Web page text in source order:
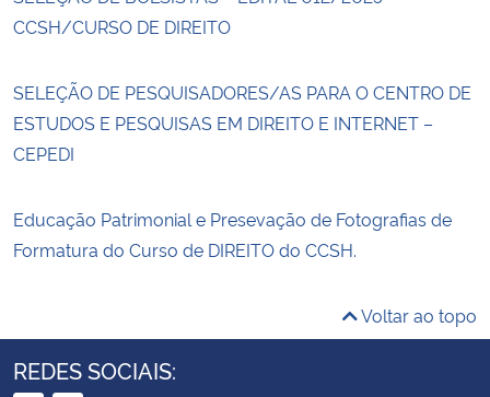
CCSH/CURSO DE DIREITO
SELEÇÃO DE PESQUISADORES/AS PARA O CENTRO DE
ESTUDOS E PESQUISAS EM DIREITO E INTERNET –
CEPEDI
Educação Patrimonial e Presevação de Fotografias de
Formatura do Curso de DIREITO do CCSH.
Voltar ao topo
REDES SOCIAIS: